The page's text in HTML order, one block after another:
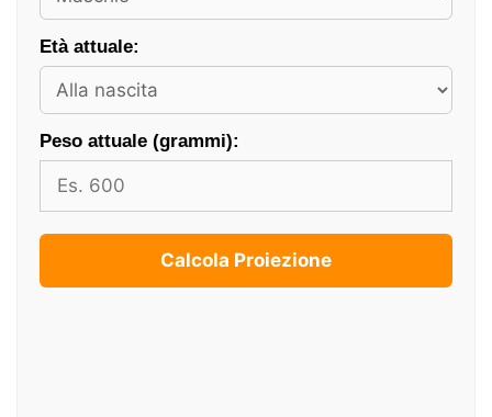
Età attuale:
Peso attuale (grammi):
Calcola Proiezione